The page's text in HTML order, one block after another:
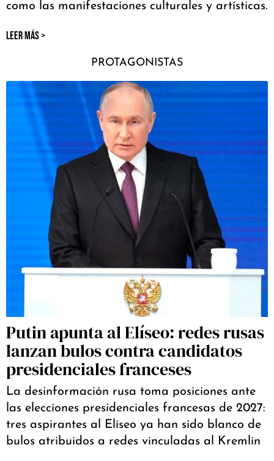
como las manifestaciones culturales y artísticas.
LEER MÁS >
PROTAGONISTAS
Putin apunta al Elíseo: redes rusas
lanzan bulos contra candidatos
presidenciales franceses
La desinformación rusa toma posiciones ante
las elecciones presidenciales francesas de 2027:
tres aspirantes al Elíseo ya han sido blanco de
bulos atribuidos a redes vinculadas al Kremlin